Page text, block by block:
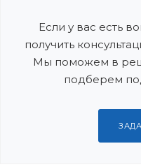
Если у вас есть
получить
Мы поможем в
подберем